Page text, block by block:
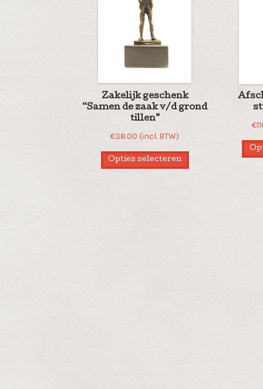
Zakelijk geschenk
“Samen de zaak v/d grond
tillen”
€38.00 (incl. BTW)
Opties selecteren
€